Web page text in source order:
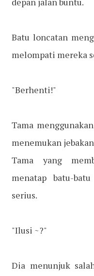
Batu loncatan
melompati mereka
"Berhenti!"
Tama
menemukan
Tama yang
menatap batu-
serius.
"Ilusi ~?"
Dia menunjuk